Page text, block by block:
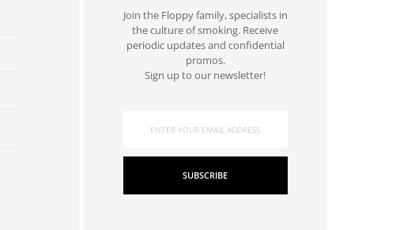
Join the Floppy family, specialists in
the culture of smoking. Receive
periodic updates and confidential
promos.
Sign up to our newsletter!
SUBSCRIBE